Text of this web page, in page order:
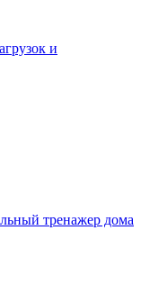
и
тренажер дома